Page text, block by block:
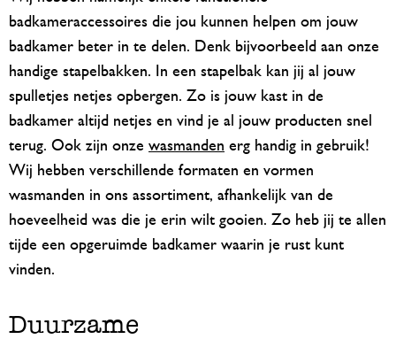
badkameraccessoires die jou kunnen helpen om jouw
badkamer beter in te delen. Denk bijvoorbeeld aan onze
handige stapelbakken. In een stapelbak kan jij al jouw
spulletjes netjes opbergen. Zo is jouw kast in de
badkamer altijd netjes en vind je al jouw producten snel
terug. Ook zijn onze wasmanden erg handig in gebruik!
Wij hebben verschillende formaten en vormen
wasmanden in ons assortiment, afhankelijk van de
hoeveelheid was die je erin wilt gooien. Zo heb jij te allen
tijde een opgeruimde badkamer waarin je rust kunt
vinden.
Duurzame